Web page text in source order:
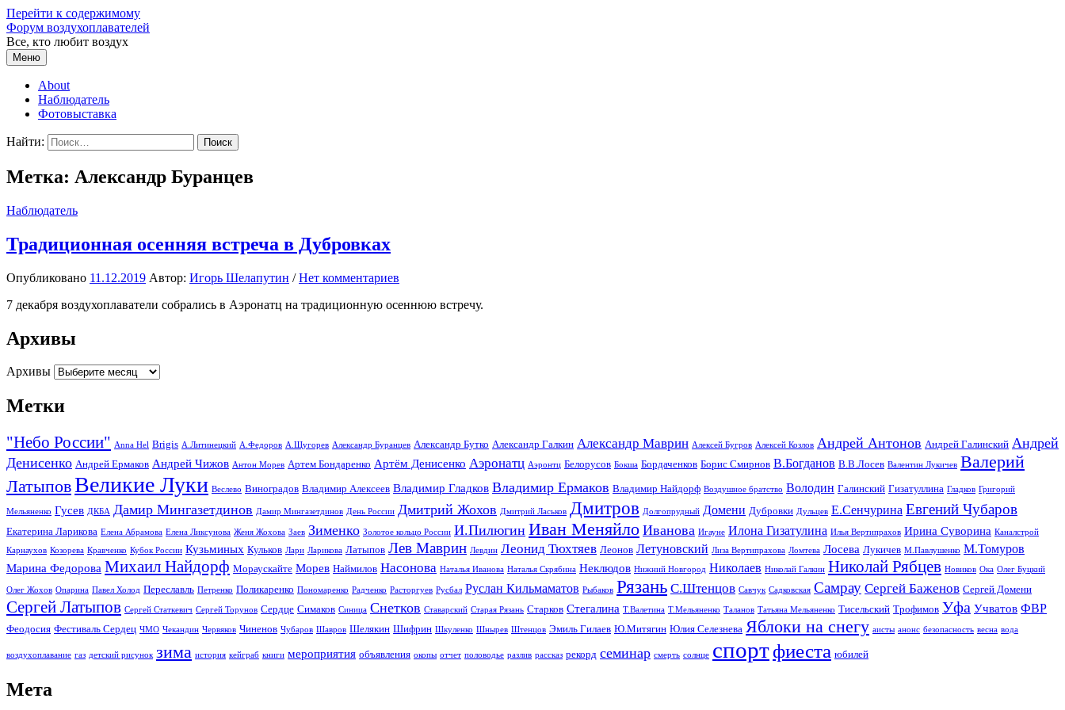
Перейти к содержимому
Форум воздухоплавателей
Все, кто любит воздух
Меню
About
Наблюдатель
Фотовыставка
Найти:
Метка: Александр Буранцев
Наблюдатель
Традиционная осенняя встреча в Дубровках
Опубликовано 11.12.2019 Автор: Игорь Шелапутин /Нет комментариев
7 декабря воздухоплаватели собрались в Аэронатц на традиционную осеннюю встречу.
Архивы
Архивы
Метки
"Небо России" Anna Hel Brigis А.Литинецкий А.Федоров А.Щугорев Александр Буранцев Александр Бутко Александр Галкин Александр Маврин Алексей Бугров Алексей Козлов Андрей Антонов Андрей Галинский Андрей
Денисенко Андрей Ермаков Андрей Чижов Антон Морев Артем Бондаренко Артём Денисенко Аэронатц Аэронтц Белорусов Бокша Бордаченков Борис Смирнов В.Богданов В.В.Лосев Валентин Лукичев Валерий
ЛатыповВеликие Луки Веслево Виноградов Владимир Алексеев Владимир Гладков Владимир Ермаков Владимир Найдорф Воздушное братство Володин Галинский Гизатуллина Гладков Григорий
Мельяненко Гусев ДКБА Дамир Мингазетдинов Дамир Мингазетдинов День России Дмитрий Жохов Дмитрий Ласьков Дмитров Долгопрудный Домени Дубровки Дульцев Е.Сенчурина Евгений Чубаров
Екатерина Ларикова Елена Абрамова Елена Ликсунова Женя Жохова Заев Зименко Золотое кольцо России И.Пилюгин Иван Меняйло Иванова Игауне Илона Гизатулина Илья Вертипрахов Ирина Суворина Каналстрой
Карнаухов Козорева Кравченко Кубок России Кузьминых Кульков Лари Ларикова Латыпов Лев Маврин Левдин Леонид Тюхтяев Леонов Летуновский Лиза Вертипрахова Ломтева Лосева Лукичев М.Павлушенко М.Томуров
Марина Федорова Михаил Найдорф Мораускайте Морев Наймилов Насонова Наталья Иванова Наталья Скрябина Неклюдов Нижний Новгород Николаев Николай Галкин Николай Рябцев Новиков Ока Олег Буцкий
Олег Жохов Опарина Павел Холод Переславль Петренко Поликаренко Пономаренко Радченко Расторгуев Русбал Руслан Кильмаматов Рыбаков Рязань С.Штенцов Савчук Садковская Самрау Сергей Баженов Сергей Домени
Сергей Латыпов Сергей Статкевич Сергей Торунов Сердце Симаков Синица Снетков Ставарский Старая Рязань Старков Стегалина Т.Валетина Т.Мельяненко Таланов Татьяна Мельяненко Тисельский Трофимов Уфа Учватов ФВР
Феодосия Фестиваль Сердец ЧМО Чекандин Червяков Чиненов Чубаров Шавров Шелякин Шифрин Шкуленко Шнырев Штенцов Эмиль Гилаев Ю.Митягин Юлия Селезнева Яблоки на снегу аисты анонс безопасность весна вода
воздухоплавание газ детский рисунок зима история кейграб книги мероприятия объявления окопы отчет половодье разлив рассказ рекорд семинар смерть солнце спортфиеста юбилей
Мета